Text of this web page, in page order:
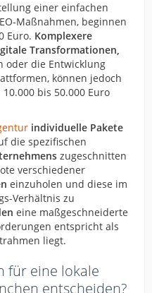
einer einfachen
Maßnahmen, beginnen
Euro. Komplexere
Transformationen,
oder die Entwicklung
können jedoch
bis 50.000 Euro
individuelle Pakete
die spezifischen
zugeschnitten
verschiedener
einzuholen und diese im
Verhältnis zu
eine maßgeschneiderte
entspricht als
liegt.
für eine lokale
entscheiden?